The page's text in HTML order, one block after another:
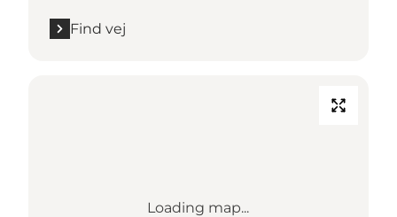
Find vej
Loading map...